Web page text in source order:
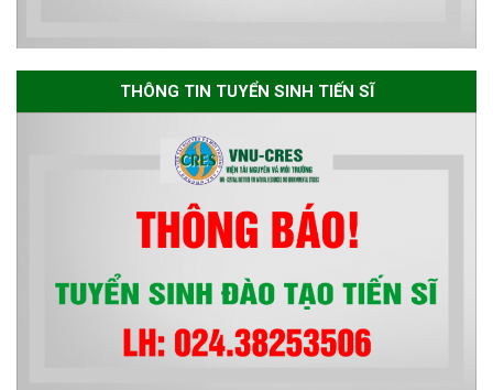
The International Conference
EME 2026 on “Earth, Mine and
Environmental Sciences for the
Advancement of Strategic
Infrastructure Development”
THÔNG TIN TUYỂN SINH TIẾN SĨ